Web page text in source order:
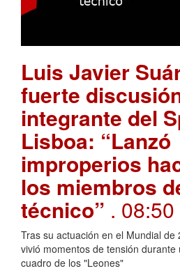
Luis Javier
fuerte
integrante del
Lisboa: “Lanzó
improperios
los miembros
técnico” . 08:50
Tras su actuación en el Mundial
vivió momentos de tensión durante
cuadro de los "Leones"